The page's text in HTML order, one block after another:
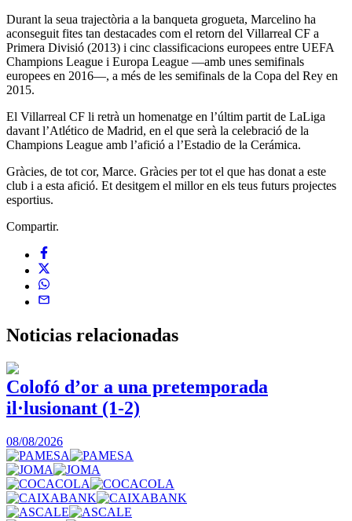
Durant la seua trajectòria a la banqueta grogueta, Marcelino ha
aconseguit fites tan destacades com el retorn del Villarreal CF a
Primera Divisió (2013) i cinc classificacions europees entre UEFA
Champions League i Europa League —amb unes semifinals
europees en 2016—, a més de les semifinals de la Copa del Rey en
2015.
El Villarreal CF li retrà un homenatge en l’últim partit de LaLiga
davant l’Atlético de Madrid, en el que serà la celebració de la
Champions League amb l’afició a l’Estadio de la Cerámica.
Gràcies, de tot cor, Marce. Gràcies per tot el que has donat a este
club i a esta afició. Et desitgem el millor en els teus futurs projectes
esportius.
Compartir.
Noticias relacionadas
Colofó d’or a una pretemporada
il·lusionant (1-2)
08/08/2026